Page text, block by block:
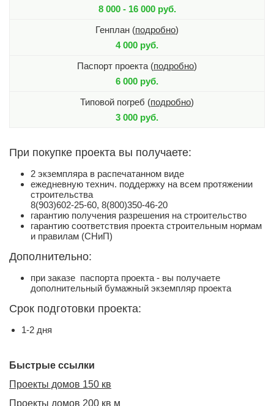
8 000 - 16 000 руб.
Генплан (подробно)
4 000 руб.
Паспорт проекта (подробно)
6 000 руб.
Типовой погреб (подробно)
3 000 руб.
При покупке проекта вы получаете:
2 экземпляра в распечатанном виде
ежедневную технич. поддержку на всем протяжении
строительства
8(903)602-25-60, 8(800)350-46-20
гарантию получения разрешения на строительство
гарантию соответствия проекта строительным нормам
и правилам (СНиП)
Дополнительно:
при заказе паспорта проекта - вы получаете
дополнительный бумажный экземпляр проекта
Срок подготовки проекта:
1-2 дня
Быстрые ссылки
Проекты домов 150 кв
Проекты домов 200 кв м